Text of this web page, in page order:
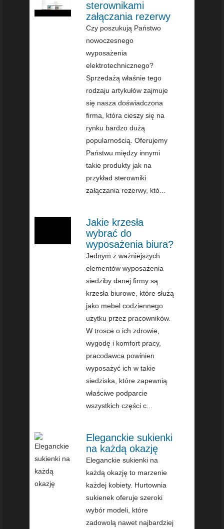
sterownikami
załączania rezerwy
Czy poszukują Państwo
nowoczesnego
wyposażenia
elektrotechnicznego?
Sprzedażą właśnie tego
rodzaju artykułów zajmuje
się nasza doświadczona
firma, która cieszy się na
rynku bardzo dużą
popularnością. Oferujemy
Państwu między innymi
takie produkty jak na
przykład sterowniki
załączania rezerwy, któ...
Jakie krzesła
wybrać do
wyposażenia biura?
Jednym z ważniejszych
elementów wyposażenia
siedziby danej firmy są
krzesła biurowe, które służą
jako mebel codziennego
użytku przez pracowników.
W trosce o ich zdrowie,
wygodę i komfort pracy,
pracodawca powinien
wyposażyć ich w takie
siedziska, które zapewnią
właściwe podparcie
wszystkich części c...
Eleganckie sukienki
na każdą okazję
Eleganckie sukienki na
każdą okazję to marzenie
każdej kobiety. Hurtownia
sukienek oferuje szeroki
wybór modeli, które
zadowolą nawet najbardziej